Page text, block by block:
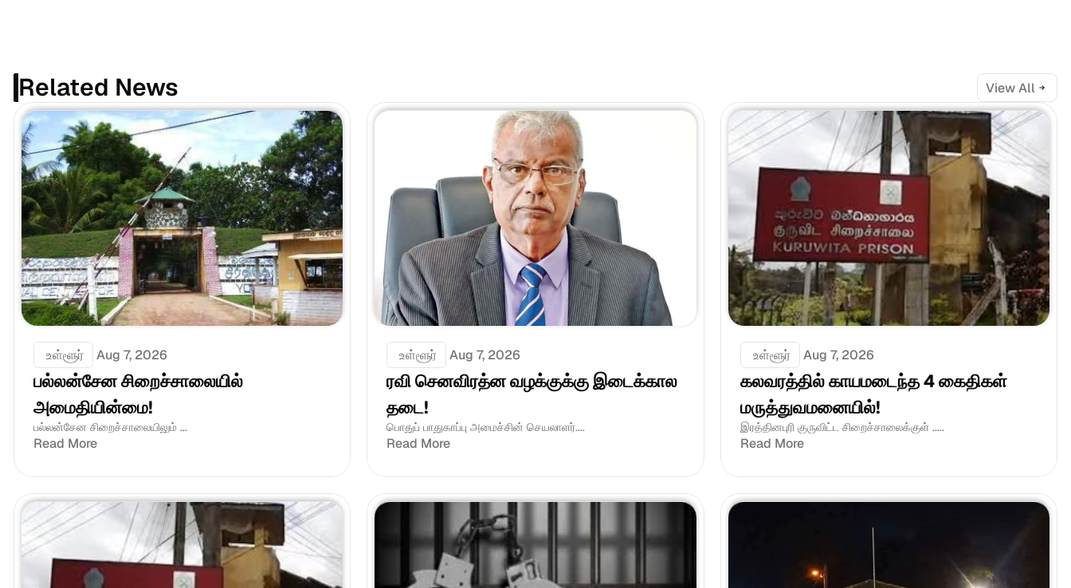
Related News View All
உள்ளூர் Aug 7, 2026
பல்லன்சேன சிறைச்சாலையில்
அமைதியின்மை!
பல்லன்சேன சிறைச்சாலையிலும் ...
Read More
உள்ளூர் Aug 7, 2026
ரவி செனவிரத்ன வழக்குக்கு இடைக்கால
தடை!
பொதுப் பாதுகாப்பு அமைச்சின் செயலாளர்....
Read More
உள்ளூர் Aug 7, 2026
கலவரத்தில் காயமடைந்த 4 கைதிகள்
மருத்துவமனையில்!
இரத்தினபுரி குருவிட்ட சிறைச்சாலைக்குள் .....
Read More